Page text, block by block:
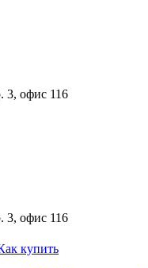
3, офис 116
3, офис 116
купить